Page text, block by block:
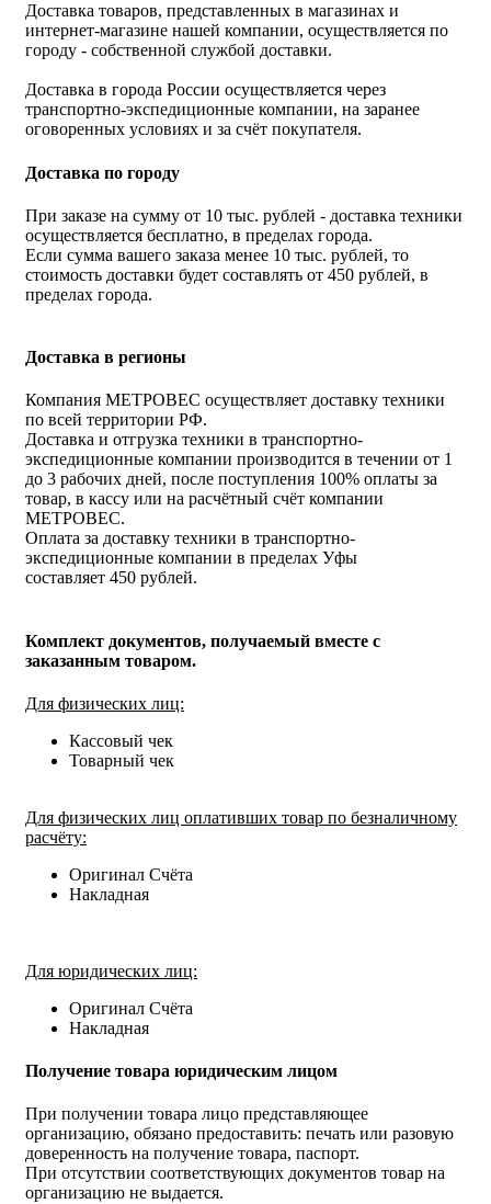
Доставка товаров, представленных в магазинах и
интернет-магазине нашей компании, осуществляется по
городу - собственной службой доставки.
Доставка в города России осуществляется через
транспортно-экспедиционные компании, на заранее
оговоренных условиях и за счёт покупателя.
Доставка по городу
При заказе на сумму от 10 тыс. рублей - доставка техники
осуществляется бесплатно, в пределах города.
Если сумма вашего заказа менее 10 тыс. рублей, то
стоимость доставки будет составлять от 450 рублей, в
пределах города.
Доставка в регионы
Компания МЕТРОВЕС осуществляет доставку техники
по всей территории РФ.
Доставка и отгрузка техники в транспортно-
экспедиционные компании производится в течении от 1
до 3 рабочих дней, после поступления 100% оплаты за
товар, в кассу или на расчётный счёт компании
МЕТРОВЕС.
Оплата за доставку техники в транспортно-
экспедиционные компании в пределах Уфы
составляет 450 рублей.
Комплект документов, получаемый вместе с
заказанным товаром.
Для физических лиц:
Кассовый чек
Товарный чек
Для физических лиц оплативших товар по безналичному
расчёту:
Оригинал Счёта
Накладная
Для юридических лиц:
Оригинал Счёта
Накладная
Получение товара юридическим лицом
При получении товара лицо представляющее
организацию, обязано предоставить: печать или разовую
доверенность на получение товара, паспорт.
При отсутствии соответствующих документов товар на
организацию не выдается.